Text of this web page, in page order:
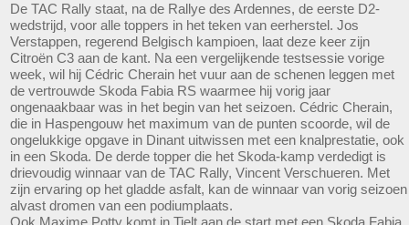
De TAC Rally staat, na de Rallye des Ardennes, de eerste D2-
wedstrijd, voor alle toppers in het teken van eerherstel. Jos
Verstappen, regerend Belgisch kampioen, laat deze keer zijn
Citroën C3 aan de kant. Na een vergelijkende testsessie vorige
week, wil hij Cédric Cherain het vuur aan de schenen leggen met
de vertrouwde Skoda Fabia RS waarmee hij vorig jaar
ongenaakbaar was in het begin van het seizoen. Cédric Cherain,
die in Haspengouw het maximum van de punten scoorde, wil de
ongelukkige opgave in Dinant uitwissen met een knalprestatie, ook
in een Skoda. De derde topper die het Skoda-kamp verdedigt is
drievoudig winnaar van de TAC Rally, Vincent Verschueren. Met
zijn ervaring op het gladde asfalt, kan de winnaar van vorig seizoen
alvast dromen van een podiumplaats.
Ook Maxime Potty komt in Tielt aan de start met een Skoda Fabia